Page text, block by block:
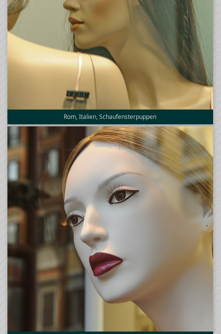
Rom, Italien, Schaufensterpuppen